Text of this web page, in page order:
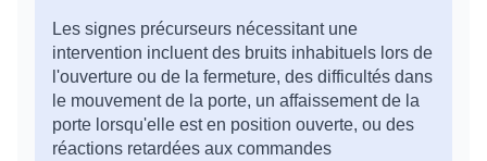
Les signes précurseurs nécessitant une
intervention incluent des bruits inhabituels lors de
l'ouverture ou de la fermeture, des difficultés dans
le mouvement de la porte, un affaissement de la
porte lorsqu'elle est en position ouverte, ou des
réactions retardées aux commandes